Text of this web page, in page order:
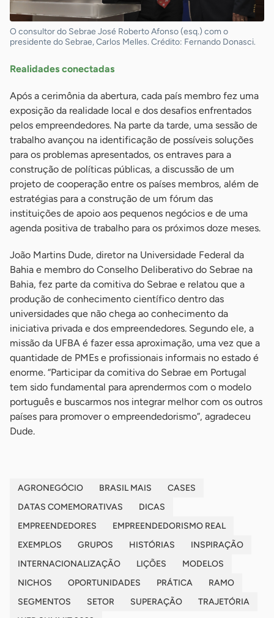
O consultor do Sebrae José Roberto Afonso (esq.) com o
presidente do Sebrae, Carlos Melles. Crédito: Fernando Donasci.
Realidades conectadas
Após a cerimônia da abertura, cada país membro fez uma
exposição da realidade local e dos desafios enfrentados
pelos empreendedores. Na parte da tarde, uma sessão de
trabalho avançou na identificação de possíveis soluções
para os problemas apresentados, os entraves para a
construção de políticas públicas, a discussão de um
projeto de cooperação entre os países membros, além de
estratégias para a construção de um fórum das
instituições de apoio aos pequenos negócios e de uma
agenda positiva de trabalho para os próximos doze meses.
João Martins Dude, diretor na Universidade Federal da
Bahia e membro do Conselho Deliberativo do Sebrae na
Bahia, fez parte da comitiva do Sebrae e relatou que a
produção de conhecimento científico dentro das
universidades que não chega ao conhecimento da
iniciativa privada e dos empreendedores. Segundo ele, a
missão da UFBA é fazer essa aproximação, uma vez que a
quantidade de PMEs e profissionais informais no estado é
enorme. “Participar da comitiva do Sebrae em Portugal
tem sido fundamental para aprendermos com o modelo
português e buscarmos nos integrar melhor com os outros
países para promover o empreendedorismo”, agradeceu
Dude.
AGRONEGÓCIO BRASIL MAIS
CASES
DATAS COMEMORATIVAS
DICAS
EMPREENDEDORES
EMPREENDEDORISMO REAL
EXEMPLOS
GRUPOS HISTÓRIAS
INSPIRAÇÃO
INTERNACIONALIZAÇÃO
LIÇÕES
MODELOS
NICHOS
OPORTUNIDADES PRÁTICA
RAMO
SEGMENTOS
SETOR SUPERAÇÃO
TRAJETÓRIA